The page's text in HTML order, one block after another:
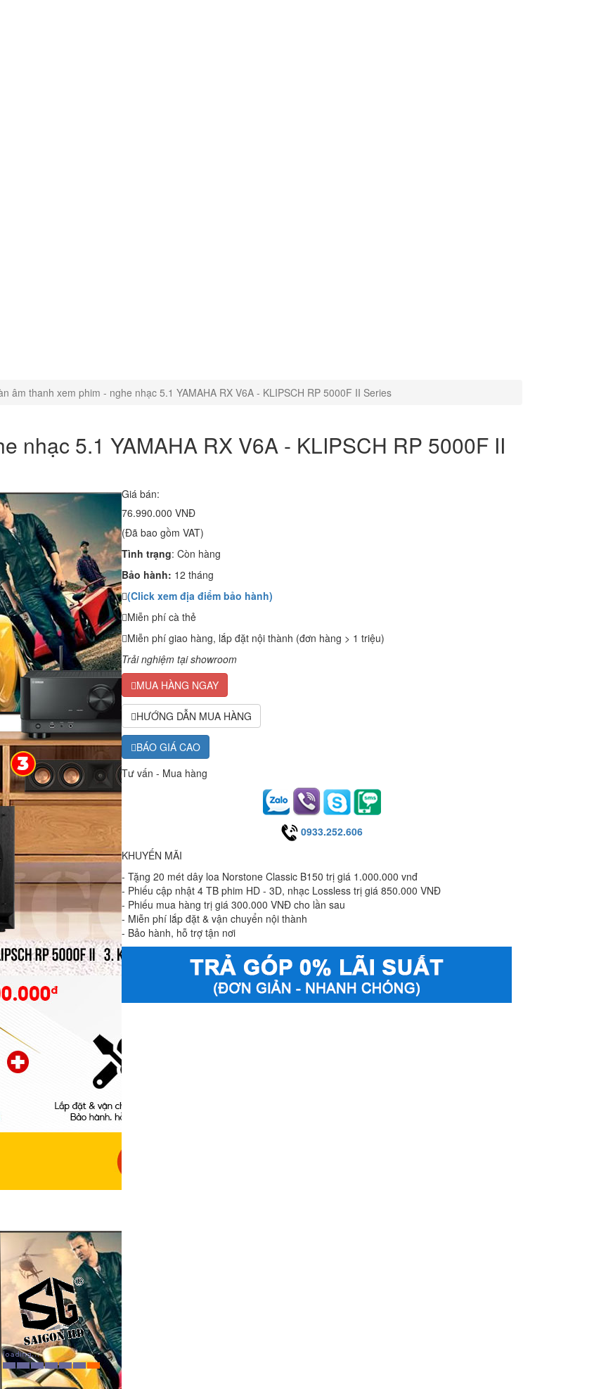
âm thanh xem phim - nghe nhạc 5.1 YAMAHA RX V6A - KLIPSCH RP 5000F II Series
nhạc 5.1 YAMAHA RX V6A - KLIPSCH RP 5000F II
Giá bán:
76.990.000 VNĐ
(Đã bao gồm VAT)
Tình trạng: Còn hàng
Bảo hành: 12 tháng
(Click xem địa điểm bảo hành)
Miễn phí cà thẻ
Miễn phí giao hàng, lắp đặt nội thành (đơn hàng > 1 triệu)
Trải nghiệm tại showroom
MUA HÀNG NGAY
HƯỚNG DẪN MUA HÀNG
BÁO GIÁ CAO
Tư vấn - Mua hàng
0933.252.606
KHUYẾN MÃI
- Tặng 20 mét dây loa Norstone Classic B150 trị giá 1.000.000 vnđ
- Phiếu cập nhật 4 TB phim HD - 3D, nhạc Lossless trị giá 850.000 VNĐ
- Phiếu mua hàng trị giá 300.000 VNĐ cho lần sau
- Miễn phí lắp đặt & vận chuyển nội thành
- Bảo hành, hỗ trợ tận nơi